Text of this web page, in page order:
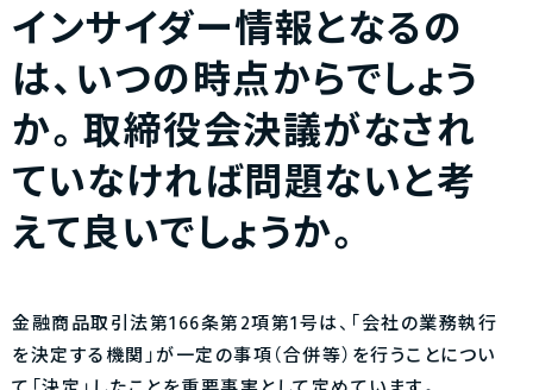
インサイダー情報となるの
は、いつの時点からでしょう
か。取締役会決議がなされ
ていなければ問題ないと考
えて良いでしょうか。
金融商品取引法第166条第2項第1号は、「会社の業務執行
を決定する機関」が一定の事項（合併等）を行うことについ